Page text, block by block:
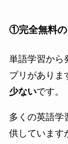
①完全無料の
単語学習から
プリがありま
少ないです。
多くの英語学
供しています